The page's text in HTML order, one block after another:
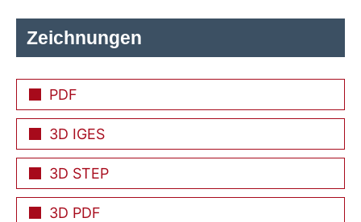
Zeichnungen
PDF
3D IGES
3D STEP
3D PDF